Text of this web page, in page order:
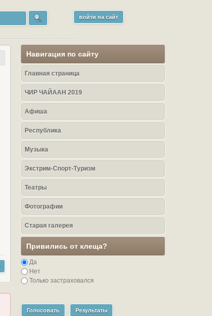
войти на сайт
Навигация по сайту
Главная страница
ЧИР ЧАЙААН 2019
Афиша
Республика
Музыка
Экстрим-Спорт-Туризм
Театры
Фотографии
Старая галерея
Привились от клеща?
Да
Нет
Только застраховался
Голосовать Результаты